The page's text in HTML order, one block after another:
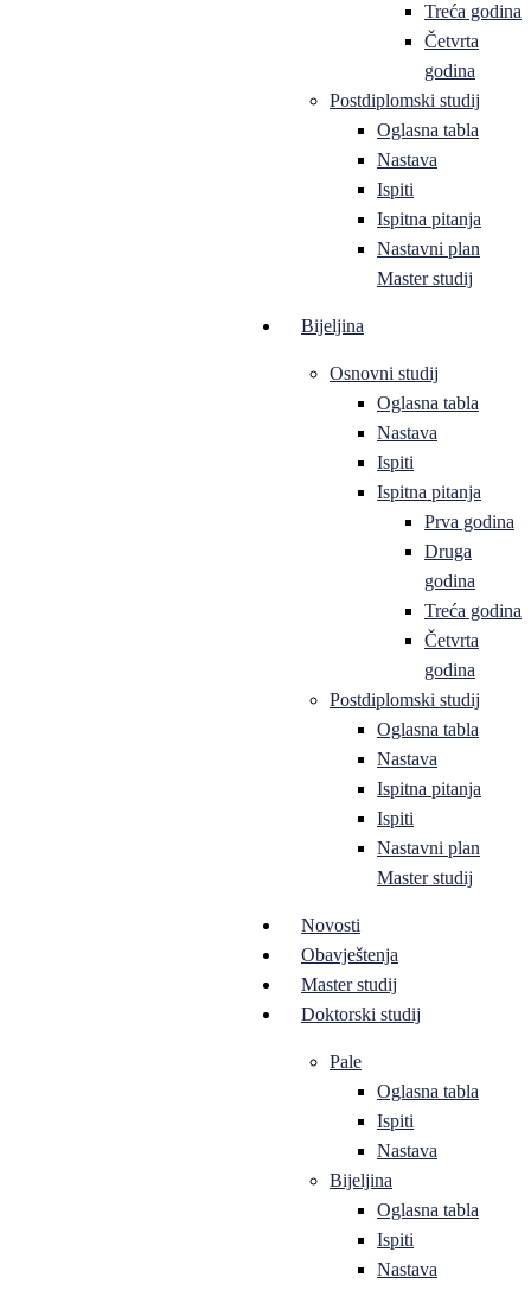
Treća godina
Četvrta
godina
Postdiplomski studij
Oglasna tabla
Nastava
Ispiti
Ispitna pitanja
Nastavni plan
Master studij
Bijeljina
Osnovni studij
Oglasna tabla
Nastava
Ispiti
Ispitna pitanja
Prva godina
Druga
godina
Treća godina
Četvrta
godina
Postdiplomski studij
Oglasna tabla
Nastava
Ispitna pitanja
Ispiti
Nastavni plan
Master studij
Novosti
Obavještenja
Master studij
Doktorski studij
Pale
Oglasna tabla
Ispiti
Nastava
Bijeljina
Oglasna tabla
Ispiti
Nastava